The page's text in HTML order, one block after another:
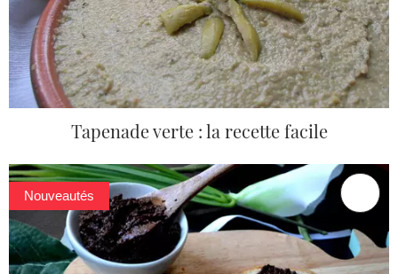
Tapenade verte : la recette facile
Nouveautés